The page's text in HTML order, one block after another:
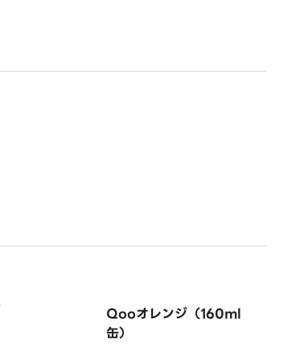
Qooオレンジ（160ml
缶）